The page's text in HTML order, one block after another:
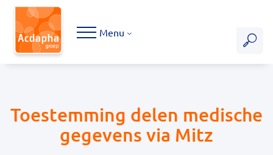
Hoofdmenu
Menu
Toestemming delen medische
gegevens via Mitz